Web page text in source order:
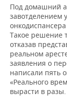
ОТКРЫТАЯ
БАСКЕТБОЛ
ВОЛЕЙБОЛ
КИБЕРСПОРТ
ФИГУРНОЕ
ИСТОРИЯ
КУЛЬТУРА
МЕДИЦИНА
СПРАВОЧНИК
СПИСОК
СПИСОК
ПОЛНАЯ
Под домашний
завотделением
Такое решение
отказав
реальном
заявления о
написали пять
«Реального
вырасти в разы.